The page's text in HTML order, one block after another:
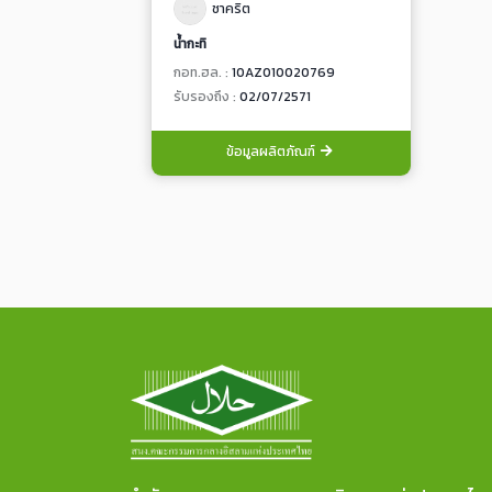
ชาคริต
น้ำกะทิ
กอท.ฮล. : 10AZ010020769
รับรองถึง : 02/07/2571
ข้อมูลผลิตภัณฑ์